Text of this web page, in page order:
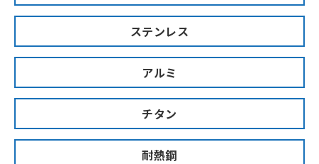
ステンレス
アルミ
チタン
耐熱鋼